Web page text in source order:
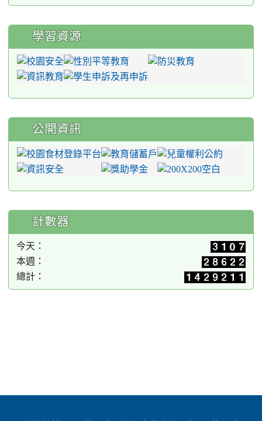
學習資源
公開資訊
計數器
今天：
本週：
總計：